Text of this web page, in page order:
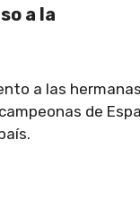
a la
a las
de